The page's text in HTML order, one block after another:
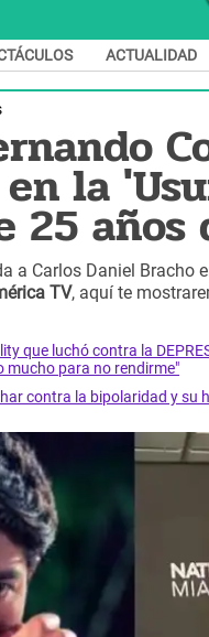
ACTUALIDAD
la
25
a Carlos Daniel Bracho
TV, aquí te
que luchó contra la
mucho para no rendirme"
contra la bipolaridad y su